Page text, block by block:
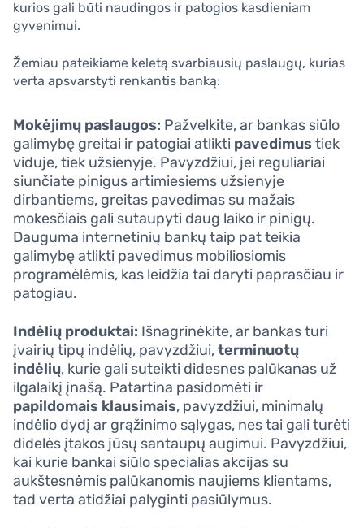
kurios gali būti naudingos ir patogios kasdieniam
gyvenimui.
Žemiau pateikiame keletą svarbiausių paslaugų, kurias
verta apsvarstyti renkantis banką:
Mokėjimų paslaugos: Pažvelkite, ar bankas siūlo
galimybę greitai ir patogiai atlikti pavedimus tiek
viduje, tiek užsienyje. Pavyzdžiui, jei reguliariai
siunčiate pinigus artimiesiems užsienyje
dirbantiems, greitas pavedimas su mažais
mokesčiais gali sutaupyti daug laiko ir pinigų.
Dauguma internetinių bankų taip pat teikia
galimybę atlikti pavedimus mobiliosiomis
programėlėmis, kas leidžia tai daryti paprasčiau ir
patogiau.
Indėlių produktai: Išnagrinėkite, ar bankas turi
įvairių tipų indėlių, pavyzdžiui,terminuotų
indėlių, kurie gali suteikti didesnes palūkanas už
ilgalaikį įnašą. Patartina pasidomėti ir
papildomais klausimais, pavyzdžiui, minimalų
indėlio dydį ar grąžinimo sąlygas, nes tai gali turėti
didelės įtakos jūsų santaupų augimui. Pavyzdžiui,
kai kurie bankai siūlo specialias akcijas su
aukštesnėmis palūkanomis naujiems klientams,
tad verta atidžiai palyginti pasiūlymus.